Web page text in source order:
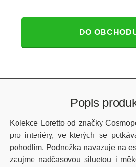
DO
Popis
Kolekce Loretto od značky
pro interiéry, ve kterých se
pohodlím. Podnožka navazuje na
zaujme nadčasovou siluetou i